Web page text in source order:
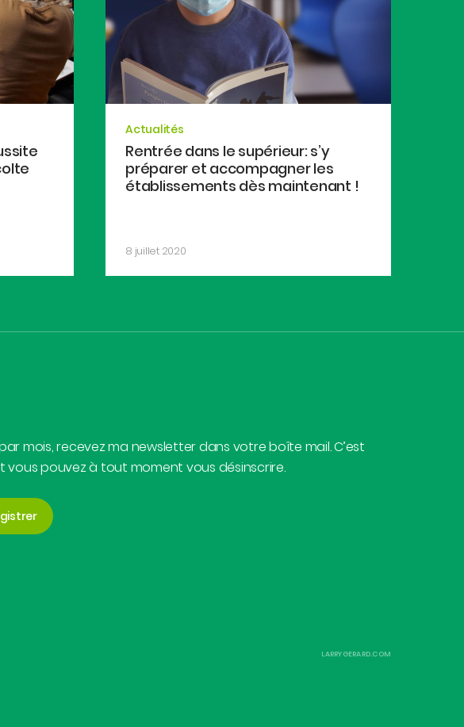
Actualités
Rentrée dans le supérieur: s’y
préparer et accompagner les
établissements dès maintenant !
8 juillet 2020
mois, recevez ma newsletter dans votre boîte mail. C’est
vous pouvez à tout moment vous désinscrire.
LARRYGERARD.COM